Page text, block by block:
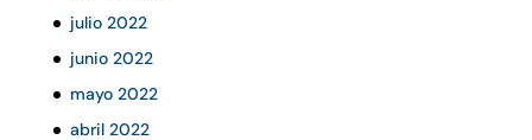
julio 2022
junio 2022
mayo 2022
abril 2022